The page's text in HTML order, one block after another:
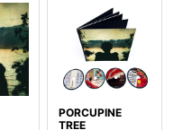
PORCUPINE
TREE